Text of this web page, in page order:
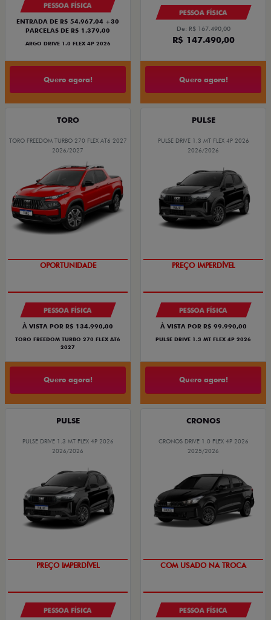
PESSOA FÍSICA
ENTRADA DE R$ 54.967,04 +30
PARCELAS DE R$ 1.379,00
ARGO DRIVE 1.0 FLEX 4P 2026
Quero agora!
PESSOA FÍSICA
De: R$ 167.490,00
R$ 147.490,00
Quero agora!
TORO
TORO FREEDOM TURBO 270 FLEX AT6 2027
2026/2027
OPORTUNIDADE
PESSOA FÍSICA
À VISTA POR R$ 134.990,00
TORO FREEDOM TURBO 270 FLEX AT6
2027
Quero agora!
PULSE
PULSE DRIVE 1.3 MT FLEX 4P 2026
2026/2026
PREÇO IMPERDÍVEL
PESSOA FÍSICA
À VISTA POR R$ 99.990,00
PULSE DRIVE 1.3 MT FLEX 4P 2026
Quero agora!
PULSE
PULSE DRIVE 1.3 MT FLEX 4P 2026
2026/2026
PREÇO IMPERDÍVEL
PESSOA FÍSICA
CRONOS
CRONOS DRIVE 1.0 FLEX 4P 2026
2025/2026
COM USADO NA TROCA
PESSOA FÍSICA